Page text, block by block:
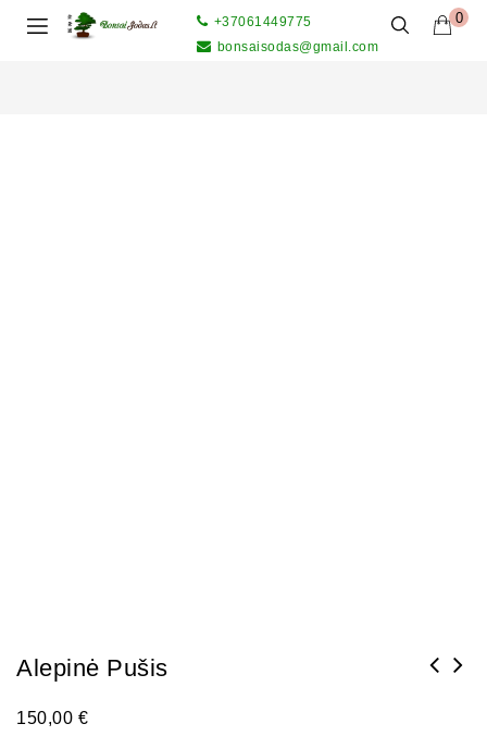
0
+37061449775
bonsaisodas@gmail.com
Alepinė Pušis
150,00€